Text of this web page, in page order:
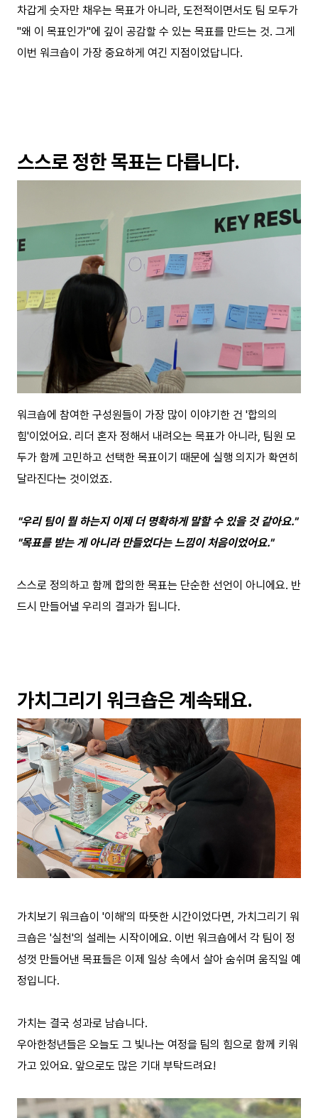
차갑게 숫자만 채우는 목표가 아니라, 도전적이면서도 팀 모두가
"왜 이 목표인가"에 깊이 공감할 수 있는 목표를 만드는 것. 그게
이번 워크숍이 가장 중요하게 여긴 지점이었답니다.
스스로 정한 목표는 다릅니다.
워크숍에 참여한 구성원들이 가장 많이 이야기한 건 '합의의
힘'이었어요. 리더 혼자 정해서 내려오는 목표가 아니라, 팀원 모
두가 함께 고민하고 선택한 목표이기 때문에 실행 의지가 확연히
달라진다는 것이었죠.
"우리 팀이 뭘 하는지 이제 더 명확하게 말할 수 있을 것 같아요."
"목표를 받는 게 아니라 만들었다는 느낌이 처음이었어요."
스스로 정의하고 함께 합의한 목표는 단순한 선언이 아니에요. 반
드시 만들어낼 우리의 결과가 됩니다.
가치그리기 워크숍은 계속돼요.
가치보기 워크숍이 '이해'의 따뜻한 시간이었다면, 가치그리기 워
크숍은 '실천'의 설레는 시작이에요. 이번 워크숍에서 각 팀이 정
성껏 만들어낸 목표들은 이제 일상 속에서 살아 숨쉬며 움직일 예
정입니다.
가치는 결국 성과로 남습니다.
우아한청년들은 오늘도 그 빛나는 여정을 팀의 힘으로 함께 키워
가고 있어요. 앞으로도 많은 기대 부탁드려요!